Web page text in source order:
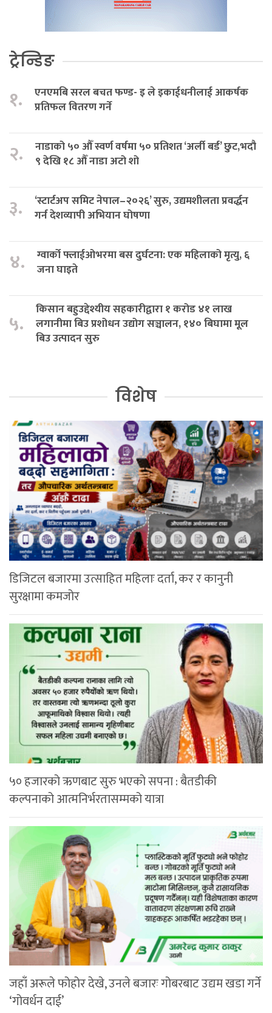
ट्रेन्डिङ
१.
एनएमबि सरल बचत फण्ड- इ ले इकाईधनीलाई आकर्षक
प्रतिफल वितरण गर्ने
२.
नाडाको ५० औँ स्वर्ण वर्षमा ५० प्रतिशत ‘अर्ली बर्ड’ छुट,भदौ
९ देखि १८ औँ नाडा अटो शो
३.
‘स्टार्टअप समिट नेपाल–२०२६’ सुरु, उद्यमशीलता प्रवर्द्धन
गर्न देशव्यापी अभियान घोषणा
४.
ग्वार्को फ्लाईओभरमा बस दुर्घटना: एक महिलाको मृत्यु, ६
जना घाइते
५.
किसान बहुउद्देश्यीय सहकारीद्वारा १ करोड ४१ लाख
लगानीमा बिउ प्रशोधन उद्योग सञ्चालन, १४० बिघामा मूल
बिउ उत्पादन सुरु
विशेष
डिजिटल बजारमा उत्साहित महिलाः दर्ता, कर र कानुनी
सुरक्षामा कमजोर
५० हजारको ऋणबाट सुरु भएको सपना : बैतडीकी
कल्पनाको आत्मनिर्भरतासम्मको यात्रा
जहाँ अरूले फोहोर देखे, उनले बजारः गोबरबाट उद्यम खडा गर्ने
‘गोवर्धन दाई’